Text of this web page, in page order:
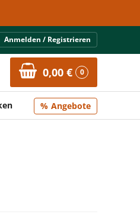
Anmelden / Registrieren
0,00 € 0
Angebote